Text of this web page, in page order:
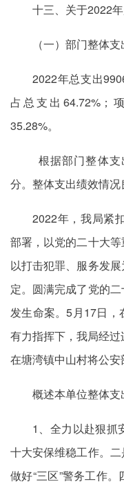
十三、关于2022
（一）部门整体
2022年总支出
占总支出64.72%；
35.28%。
根据部门整体
分。整体支出绩效情况
2022年，我局紧
部署，以党的二十大
以打击犯罪、服务发
定。圆满完成了党的
发生命案。5月17日，
有力指挥下，我局经过
在塘湾镇中山村将公安
概述本单位整体支
1、全力以赴狠抓
十大安保维稳工作。
做好“三区”警务工作